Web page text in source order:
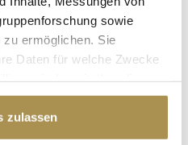
sowie
zu ermöglichen. Sie
Daten für welche Zwecke
Klicken auf das Privacy
zulassen